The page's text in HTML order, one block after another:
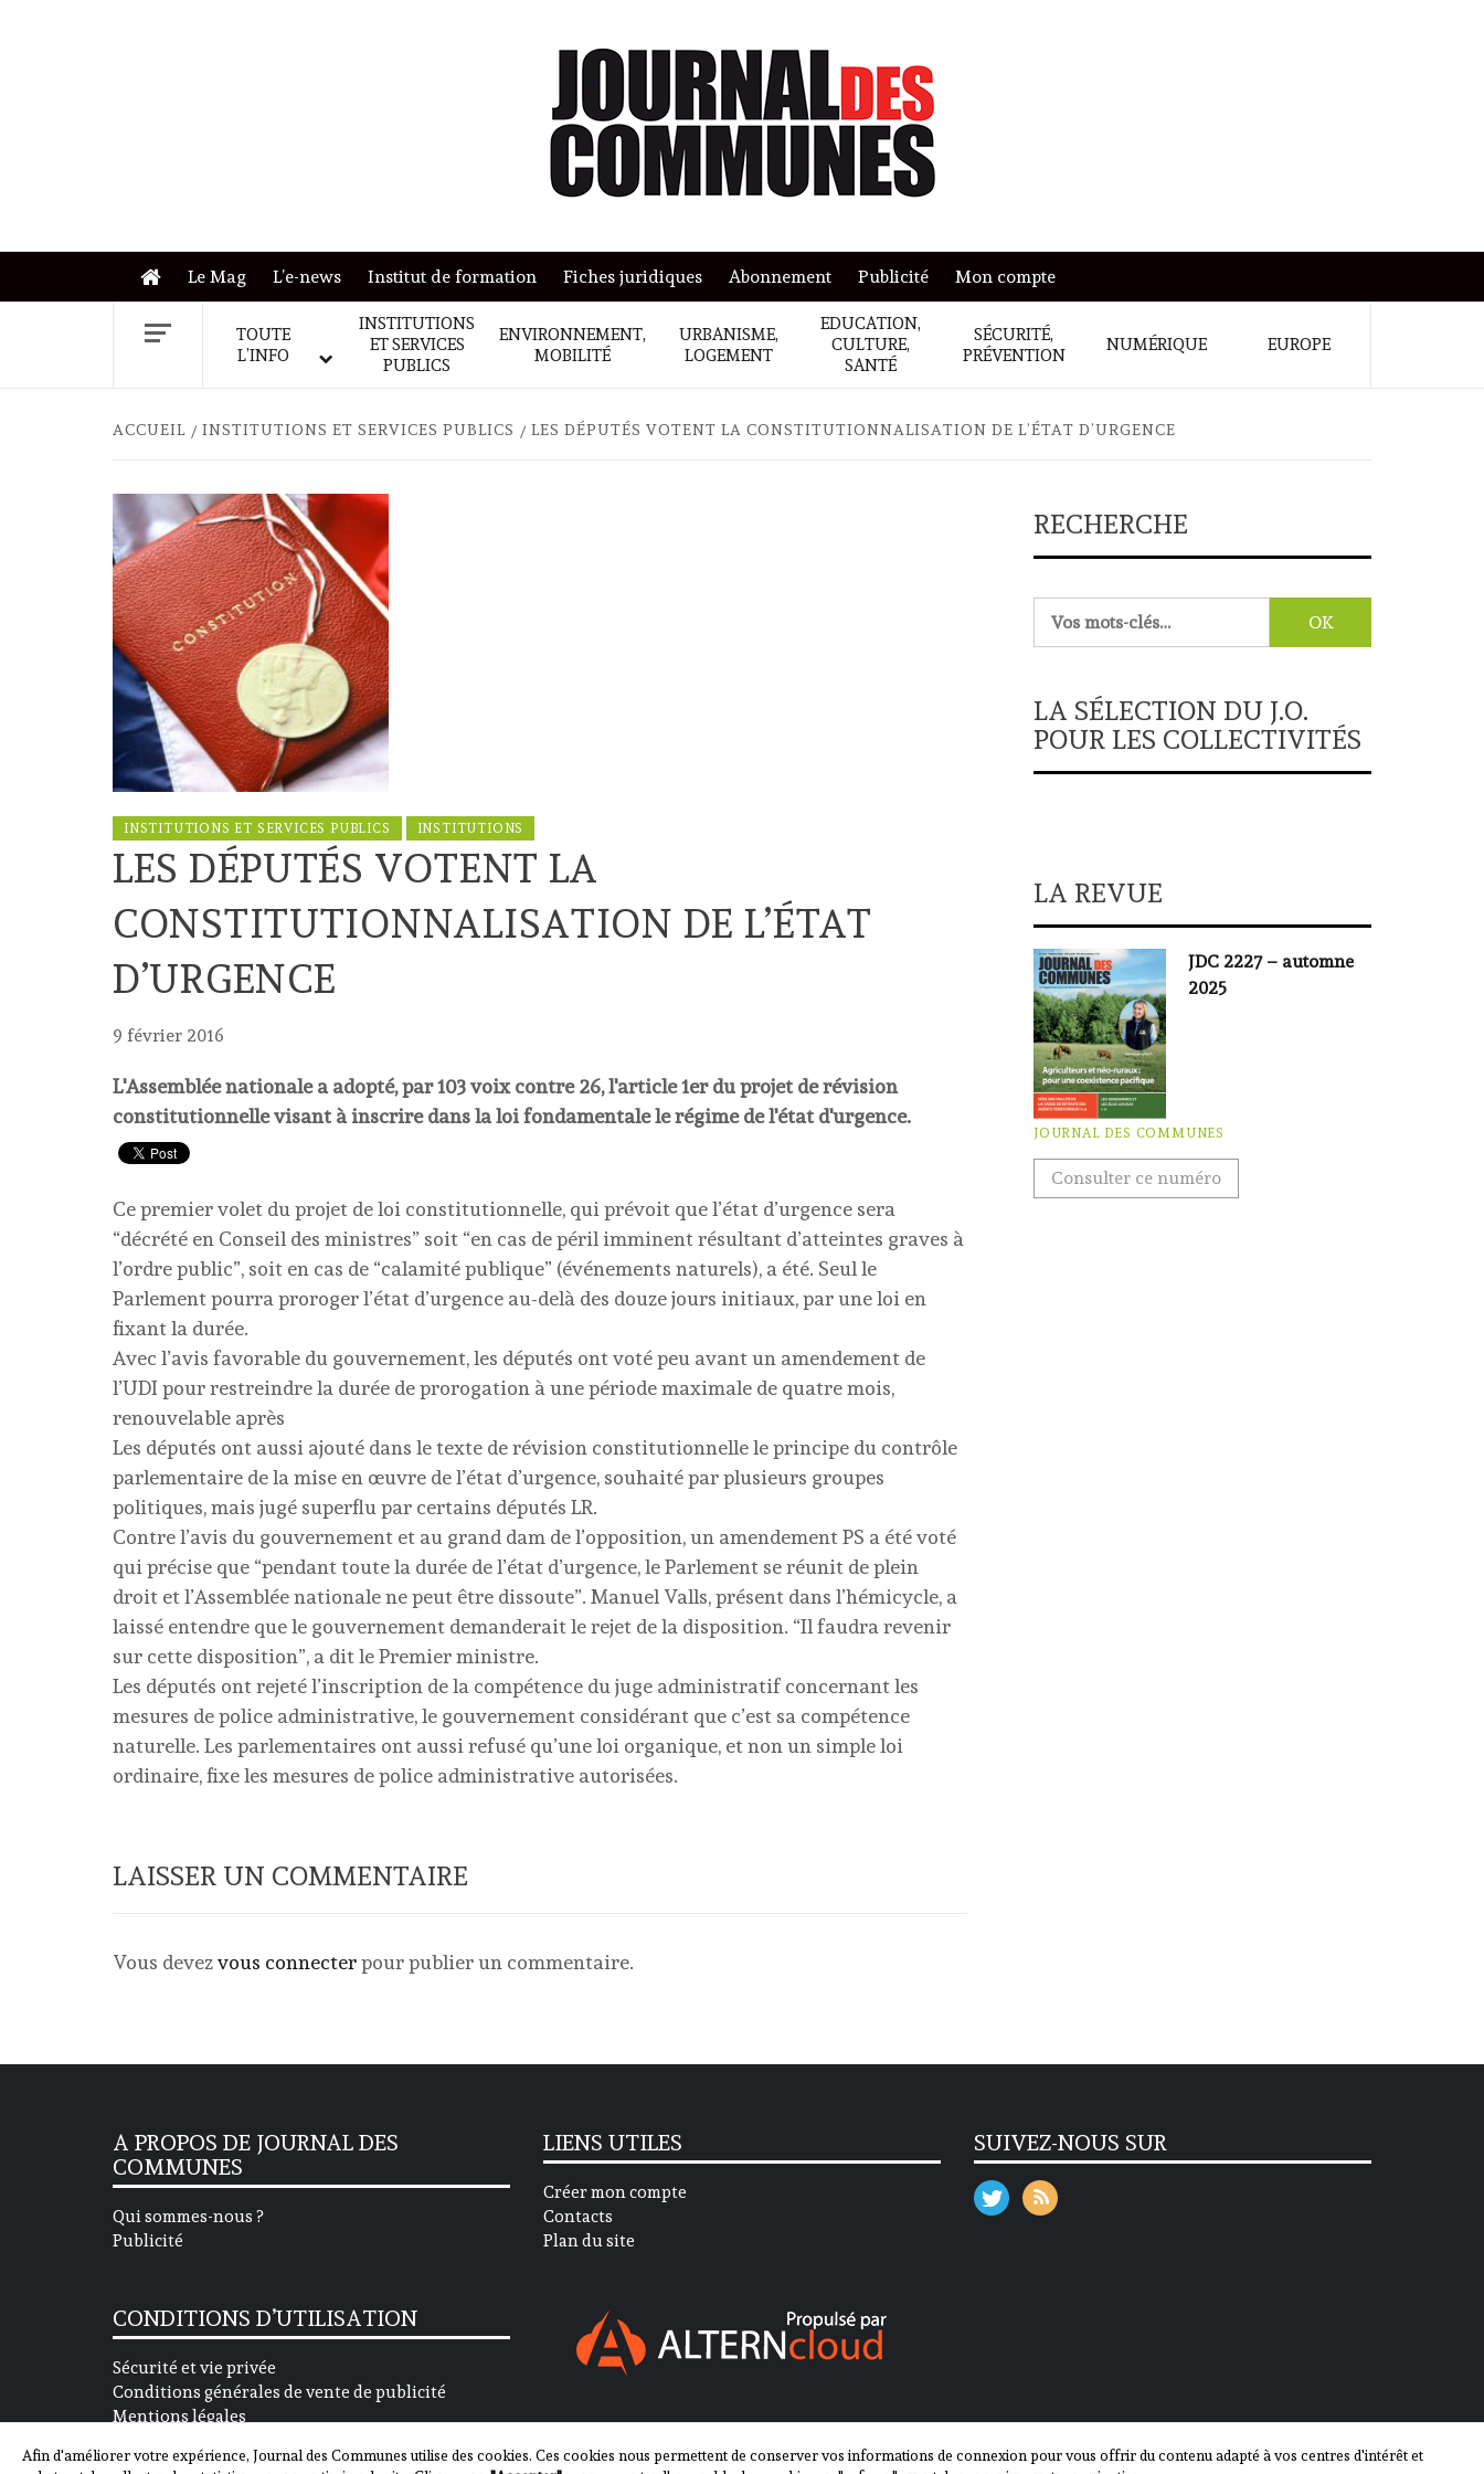
Le Mag L’e-news Institut de formation Fiches juridiques Abonnement Publicité Mon compte
TOUTE
L’INFO
INSTITUTIONS
ET SERVICES
PUBLICS
ENVIRONNEMENT,
MOBILITÉ
URBANISME,
LOGEMENT
EDUCATION,
CULTURE,
SANTÉ
SÉCURITÉ,
PRÉVENTION
NUMÉRIQUE EUROPE
ACCUEIL INSTITUTIONS ET SERVICES PUBLICS LES DÉPUTÉS VOTENT LA CONSTITUTIONNALISATION DE L’ÉTAT D’URGENCE
INSTITUTIONS ET SERVICES PUBLICS INSTITUTIONS
LES DÉPUTÉS VOTENT LA
CONSTITUTIONNALISATION DE L’ÉTAT
D’URGENCE
9 février 2016
L'Assemblée nationale a adopté, par 103 voix contre 26, l'article 1er du projet de révision
constitutionnelle visant à inscrire dans la loi fondamentale le régime de l'état d'urgence.
Ce premier volet du projet de loi constitutionnelle, qui prévoit que l’état d’urgence sera
“décrété en Conseil des ministres” soit “en cas de péril imminent résultant d’atteintes graves à
l’ordre public”, soit en cas de “calamité publique” (événements naturels), a été. Seul le
Parlement pourra proroger l’état d’urgence au-delà des douze jours initiaux, par une loi en
fixant la durée.
Avec l’avis favorable du gouvernement, les députés ont voté peu avant un amendement de
l’UDI pour restreindre la durée de prorogation à une période maximale de quatre mois,
renouvelable après
Les députés ont aussi ajouté dans le texte de révision constitutionnelle le principe du contrôle
parlementaire de la mise en œuvre de l’état d’urgence, souhaité par plusieurs groupes
politiques, mais jugé superflu par certains députés LR.
Contre l’avis du gouvernement et au grand dam de l’opposition, un amendement PS a été voté
qui précise que “pendant toute la durée de l’état d’urgence, le Parlement se réunit de plein
droit et l’Assemblée nationale ne peut être dissoute”. Manuel Valls, présent dans l’hémicycle, a
laissé entendre que le gouvernement demanderait le rejet de la disposition. “Il faudra revenir
sur cette disposition”, a dit le Premier ministre.
Les députés ont rejeté l’inscription de la compétence du juge administratif concernant les
mesures de police administrative, le gouvernement considérant que c’est sa compétence
naturelle. Les parlementaires ont aussi refusé qu’une loi organique, et non un simple loi
ordinaire, fixe les mesures de police administrative autorisées.
LAISSER UN COMMENTAIRE
Vous devezvous connecterpour publier un commentaire.
RECHERCHE
LA SÉLECTION DU J.O.
POUR LES COLLECTIVITÉS
LA REVUE
JDC 2227 – automne
2025
JOURNAL DES COMMUNES
Consulter ce numéro
A PROPOS DE JOURNAL DES
COMMUNES
Qui sommes-nous ?
Publicité
CONDITIONS D’UTILISATION
Sécurité et vie privée
Conditions générales de vente de publicité
Mentions légales
LIENS UTILES
Créer mon compte
Contacts
Plan du site
SUIVEZ-NOUS SUR
Afin d'améliorer votre expérience, Journal des Communes utilise des cookies. Ces cookies nous permettent de conserver vos informations de connexion pour vous offrir du contenu adapté à vos centres d'intérêt et